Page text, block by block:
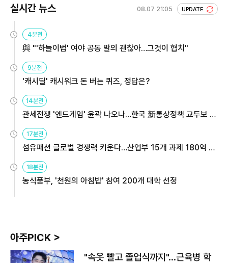
실시간 뉴스 08.07 21:05 UPDATE
4분전
與 "'하늘이법' 여야 공동 발의 괜찮아…그것이 협치"
9분전
'캐시딜' 캐시워크 돈 버는 퀴즈, 정답은?
14분전
관세전쟁 '엔드게임' 윤곽 나오나…한국 新통상정책 교두보 활
용해야
17분전
섬유패션 글로벌 경쟁력 키운다…산업부 15개 과제 180억 지
원
18분전
농식품부, '천원의 아침밥' 참여 200개 대학 선정
아주PICK >
"속옷 빨고 졸업식까지"…근육병 학